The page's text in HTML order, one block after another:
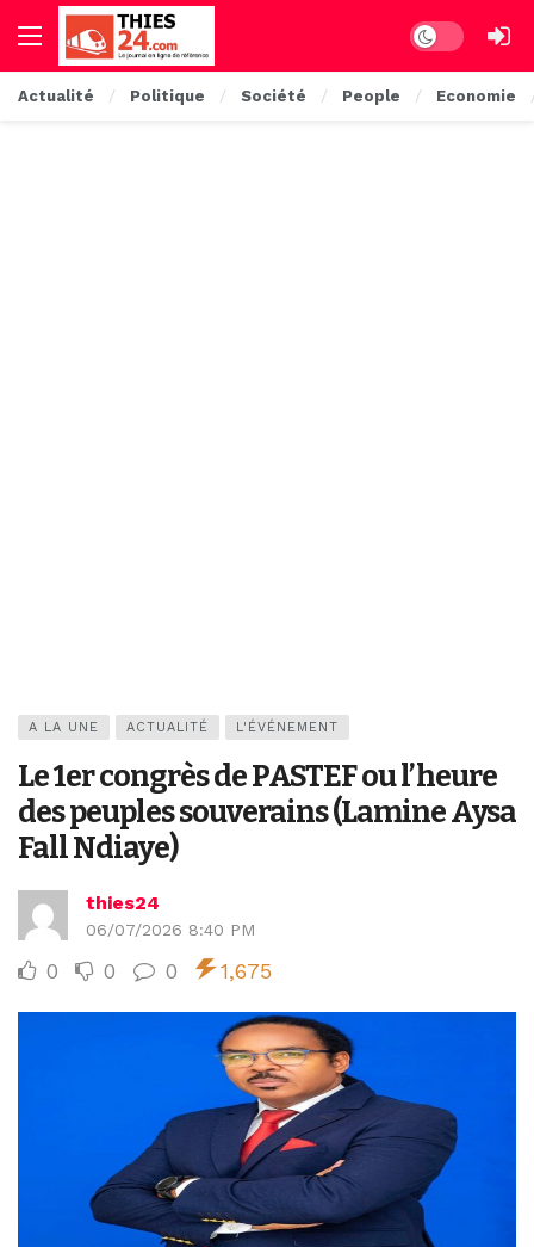
Dark mode
Actualité Politique Société People Economie
A LA UNE ACTUALITÉ L'ÉVÉNEMENT
Le 1er congrès de PASTEF ou l’heure
des peuples souverains (Lamine Aysa
Fall Ndiaye)
thies24
06/07/2026 8:40 PM
0 0 0 1,675